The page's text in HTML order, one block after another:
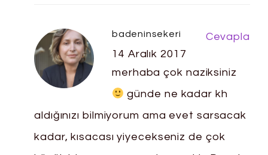
badeninsekeri
14 Aralık 2017
merhaba çok naziksiniz
günde ne kadar kh
aldığınızı bilmiyorum ama evet sarsacak
kadar, kısacası yiyecekseniz de çok
Cevapla